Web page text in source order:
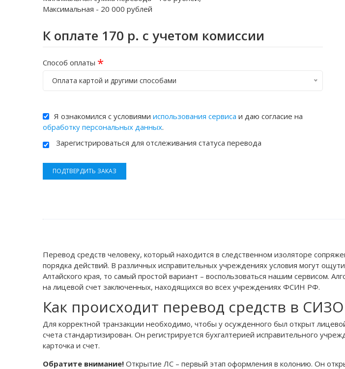
Максимальная - 20 000 рублей
К оплате 170 р. с учетом комиссии
Способ оплаты *
Оплата картой и другими способами
Я ознакомился с условиями использования сервиса и даю согласие на
обработку персональных данных.
Зарегистрироваться для отслеживания статуса перевода
ПОДТВЕРДИТЬ ЗАКАЗ
Перевод средств человеку, который находится в следственном изоляторе
порядка действий. В различных исправительных учреждениях условия могут
Алтайского края, то самый простой вариант – воспользоваться нашим сервисом.
на лицевой счет заключенных, находящихся во всех учреждениях ФСИН РФ.
Как происходит перевод средств в СИЗО
Для корректной транзакции необходимо, чтобы у осужденного был открыт
счета стандартизирован. Он регистрируется бухгалтерией исправительного
карточка и счет.
Обратите внимание! Открытие ЛС – первый этап оформления в колонию. Он